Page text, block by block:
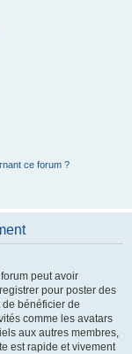
ce forum ?
peut avoir
pour poster des
de bénéficier de
comme les avatars
aux autres membres,
est rapide et vivement